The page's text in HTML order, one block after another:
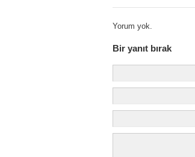
Yorum yok.
Bir yanıt bırak